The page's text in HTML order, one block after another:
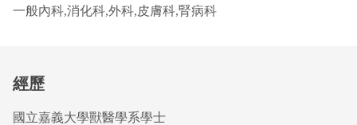
一般內科,消化科,外科,皮膚科,腎病科
經歷
國立嘉義大學獸醫學系學士